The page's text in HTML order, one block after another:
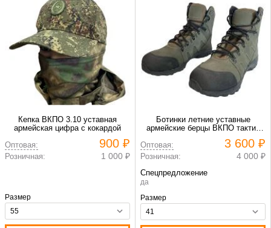
Кепка ВКПО 3.10 уставная
армейская цифра с кокардой
Оптовая:
900 ₽
Розничная: 1 000 ₽
Размер
Ботинки летние уставные
армейские берцы ВКПО тактик
Оптовая:
3 600 ₽
Розничная: 4 000 ₽
Спецпредложение
да
Размер